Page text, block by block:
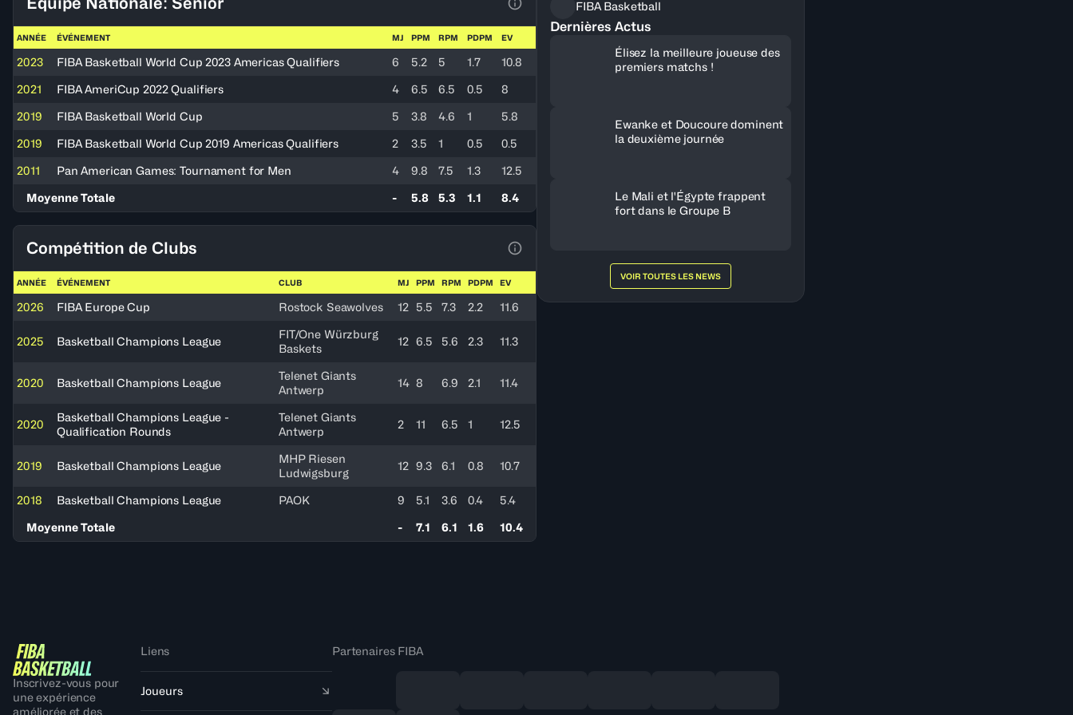
Voir la Légende du Tableau
ANNÉE ÉVÉNEMENT MJ PPM RPM PDPM EV
2023 FIBA Basketball World Cup 2023 Americas Qualifiers 6 5.2 5 1.7
10.8
2021
FIBA AmeriCup 2022 Qualifiers 4 6.5 6.5 0.5
8
2019
FIBA Basketball World Cup 5 3.8 4.6 1
5.8
2019
FIBA Basketball World Cup 2019 Americas Qualifiers 2 3.5 1 0.5
0.5
2011
Pan American Games: Tournament for Men 4 9.8 7.5 1.3
12.5
Moyenne Totale
- 5.8 5.3 1.1 8.4
Compétition de Clubs
Voir la Légende du Tableau
ANNÉE ÉVÉNEMENT CLUB MJ PPM RPM PDPM EV
2026 FIBA Europe Cup Rostock Seawolves 12 5.5 7.3 2.2 11.6
2025 Basketball Champions League
FIT/One Würzburg
Baskets
12 6.5 5.6 2.3 11.3
2020 Basketball Champions League
Telenet Giants
Antwerp
14 8 6.9 2.1 11.4
2020
Basketball Champions League -
Qualification Rounds
Telenet Giants
Antwerp
2 11 6.5 1 12.5
2019 Basketball Champions League
MHP Riesen
Ludwigsburg
12 9.3 6.1 0.8 10.7
2018 Basketball Champions League PAOK 9 5.1 3.6 0.4
5.4
Moyenne Totale
- 7.1 6.1 1.6 10.4
FIBA Basketball
Dernières Actus
Élisez la meilleure joueuse des
premiers matchs !
Ewanke et Doucoure dominent
la deuxième journée
Le Mali et l'Égypte frappent
fort dans le Groupe B
VOIR TOUTES LES NEWS
Inscrivez-vous pour
une expérience
améliorée et des
Liens
Joueurs
Partenaires FIBA